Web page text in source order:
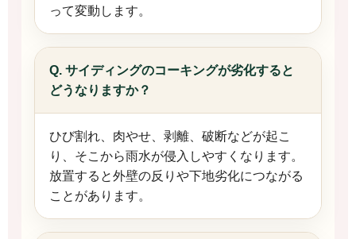
って変動します。
Q. サイディングのコーキングが劣化すると
どうなりますか？
ひび割れ、肉やせ、剥離、破断などが起こ
り、そこから雨水が侵入しやすくなります。
放置すると外壁の反りや下地劣化につながる
ことがあります。